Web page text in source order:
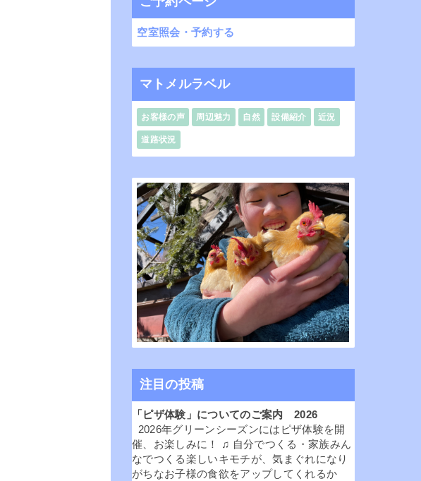
空室照会・予約する
マトメルラベル
お客様の声 周辺魅力 自然 設備紹介 近況
道路状況
注目の投稿
「ピザ体験」についてのご案内 2026
2026年グリーンシーズンにはピザ体験を開
催、お楽しみに！ ♫ 自分でつくる・家族みん
なでつくる楽しいキモチが、気まぐれになり
がちなお子様の食欲をアップしてくれるか